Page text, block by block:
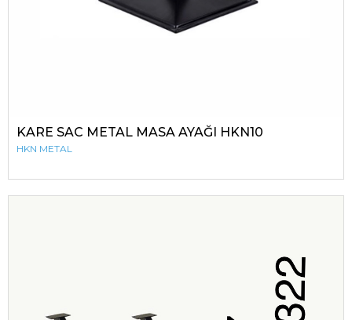
KARE SAC METAL MASA AYAĞI HKN10
HKN METAL